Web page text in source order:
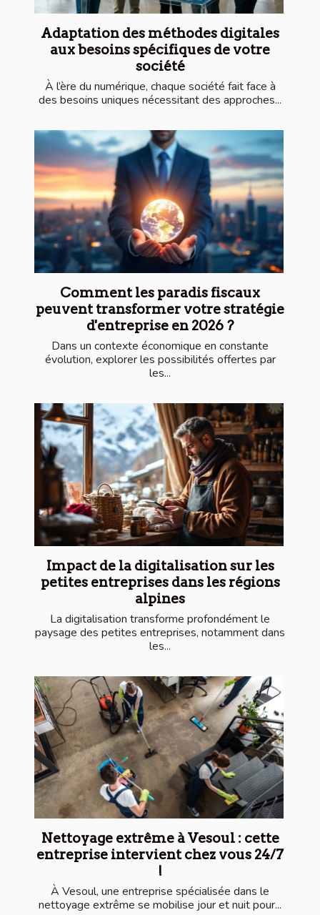
Adaptation des méthodes digitales
aux besoins spécifiques de votre
société
À l’ère du numérique, chaque société fait face à
des besoins uniques nécessitant des approches...
Comment les paradis fiscaux
peuvent transformer votre stratégie
d'entreprise en 2026 ?
Dans un contexte économique en constante
évolution, explorer les possibilités offertes par
les...
Impact de la digitalisation sur les
petites entreprises dans les régions
alpines
La digitalisation transforme profondément le
paysage des petites entreprises, notamment dans
les...
Nettoyage extrême à Vesoul : cette
entreprise intervient chez vous 24/7
!
À Vesoul, une entreprise spécialisée dans le
nettoyage extrême se mobilise jour et nuit pour...